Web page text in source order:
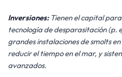
Inversiones:Tienen el capital
tecnología de desparasitación (p.
grandes instalaciones de smolts
reducir el tiempo en el mar, y
avanzados.